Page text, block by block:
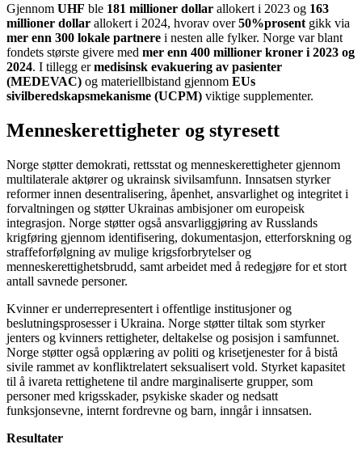
Gjennom UHF ble 181 millioner dollar allokert i 2023 og 163
millioner dollar allokert i 2024, hvorav over50%prosent gikk via
mer enn 300 lokale partnere i nesten alle fylker. Norge var blant
fondets største givere med mer enn 400 millioner kroner i 2023 og
2024. I tillegg ermedisinsk evakuering av pasienter
(MEDEVAC) og materiellbistand gjennom EUs
sivilberedskapsmekanisme (UCPM) viktige supplementer.
Menneskerettigheter og styresett
Norge støtter demokrati, rettsstat og menneskerettigheter gjennom
multilaterale aktører og ukrainsk sivilsamfunn. Innsatsen styrker
reformer innen desentralisering, åpenhet, ansvarlighet og integritet i
forvaltningen og støtter Ukrainas ambisjoner om europeisk
integrasjon. Norge støtter også ansvarliggjøring av Russlands
krigføring gjennom identifisering, dokumentasjon, etterforskning og
straffeforfølgning av mulige krigsforbrytelser og
menneskerettighetsbrudd, samt arbeidet med å redegjøre for et stort
antall savnede personer.
Kvinner er underrepresentert i offentlige institusjoner og
beslutningsprosesser i Ukraina. Norge støtter tiltak som styrker
jenters og kvinners rettigheter, deltakelse og posisjon i samfunnet.
Norge støtter også opplæring av politi og krisetjenester for å bistå
sivile rammet av konfliktrelatert seksualisert vold. Styrket kapasitet
til å ivareta rettighetene til andre marginaliserte grupper, som
personer med krigsskader, psykiske skader og nedsatt
funksjonsevne, internt fordrevne og barn, inngår i innsatsen.
Resultater